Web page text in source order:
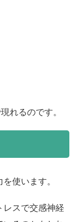
れるのです。
使います。
レスで交感神経